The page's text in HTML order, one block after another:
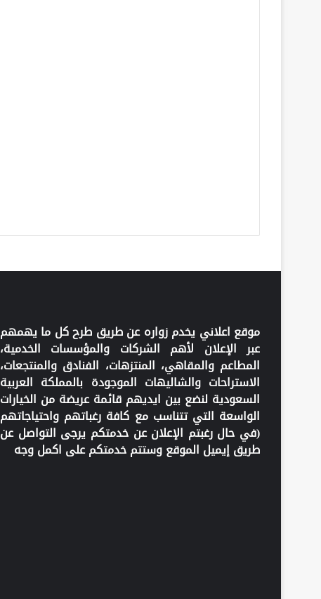
موقع اعلاني يخدم زواره عن طريق طرح كل ما يهمهم
عبر الإعلان لأهم الشركات والمؤسسات الخدمية،
المطاعم والمقاهي، المنتزهات، الفنادق والمنتجعات،
الاستراحات والشاليهات الموجودة بالمملكة العربية
السعودية لنضع بين ايديهم قائمة عريضة من الخيارات
الواسعة التي تتناسب مع كافة رغباتهم واحتياجاتهم
(في حال رغبتم الإعلان عن خدمتكم يرجى التواصل عن
طريق إيميل الموقع وستتم خدمتكم على اكمل وجه